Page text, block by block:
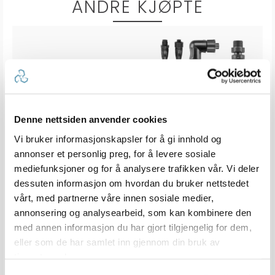
Denne nettsiden anvender cookies
Vi bruker informasjonskapsler for å gi innhold og
annonser et personlig preg, for å levere sosiale
mediefunksjoner og for å analysere trafikken vår. Vi deler
dessuten informasjon om hvordan du bruker nettstedet
vårt, med partnerne våre innen sosiale medier,
annonsering og analysearbeid, som kan kombinere den
med annen informasjon du har gjort tilgjengelig for dem,
eller som de har samlet inn gjennom din bruk av
ANDRE KJØPTE
DUNLOP Sanitærslange Marine metervare
Septikslange ISO 8099 - 7 bar -gasstett
Karakter: (15)4.9 av 5 mulige
16Tilgjengelig
Omgående
4 varianter
299,- Veil. 395,-
Backbone & Drop
Karakter: (10)4.1 av 5
100+Tilgjengelig
Omgående
7 varianter
239,-